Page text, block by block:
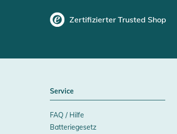
Zertifizierter Trusted Shop
Service
FAQ / Hilfe
Batteriegesetz